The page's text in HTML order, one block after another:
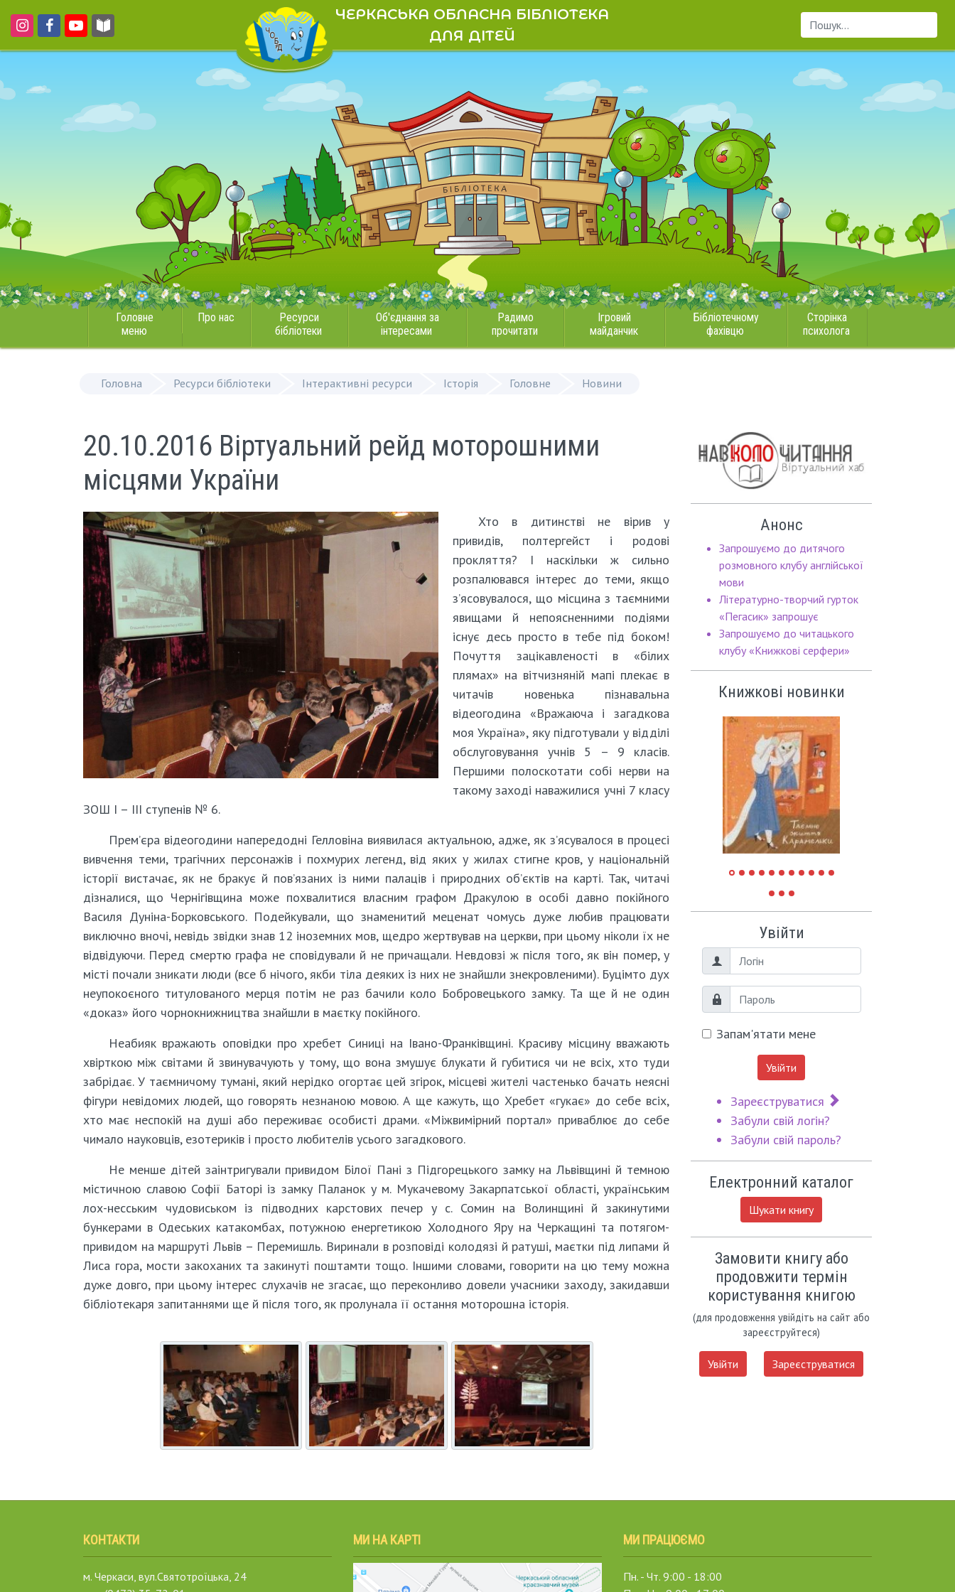
ЧЕРКАСЬКА ОБЛАСНА БІБЛІОТЕКА
ДЛЯ ДІТЕЙ
Пошук...
Головне
меню
Про нас
Ресурси
бібліотеки
Об'єднання за
інтересами
Радимо
прочитати
Ігровий
майданчик
Бібліотечному
фахівцю
Сторінка
психолога
Головна Ресурси бібліотеки Інтерактивні ресурси Історія Головне Новини
20.10.2016 Віртуальний рейд моторошними
місцями України
Хто в дитинстві не вірив у
привидів, полтергейст і родові
прокляття? І наскільки ж сильно
розпалювався інтерес до теми, якщо
з’ясовувалося, що місцина з таємними
явищами й непоясненними подіями
існує десь просто в тебе під боком!
Почуття зацікавленості в «білих
плямах» на вітчизняній мапі плекає в
читачів новенька пізнавальна
відеогодина «Вражаюча і загадкова
моя Україна», яку підготували у відділі
обслуговування учнів 5 – 9 класів.
Першими полоскотати собі нерви на
такому заході наважилися учні 7 класу
ЗОШ І – ІІІ ступенів № 6.
Прем’єра відеогодини напередодні Гелловіна виявилася актуальною, адже, як з’ясувалося в процесі
вивчення теми, трагічних персонажів і похмурих легенд, від яких у жилах стигне кров, у національній
історії вистачає, як не бракує й пов’язаних із ними палаців і природних об’єктів на карті. Так, читачі
дізналися, що Чернігівщина може похвалитися власним графом Дракулою в особі давно покійного
Василя Дуніна-Борковського. Подейкували, що знаменитий меценат чомусь дуже любив працювати
виключно вночі, невідь звідки знав 12 іноземних мов, щедро жертвував на церкви, при цьому ніколи їх не
відвідуючи. Перед смертю графа не сповідували й не причащали. Невдовзі ж після того, як він помер, у
місті почали зникати люди (все б нічого, якби тіла деяких із них не знайшли знекровленими). Буцімто дух
неупокоєного титулованого мерця потім не раз бачили коло Бобровецького замку. Та ще й не один
«доказ» його чорнокнижництва знайшли в маєтку покійного.
Неабияк вражають оповідки про хребет Синиці на Івано-Франківщині. Красиву місцину вважають
хвірткою між світами й звинувачують у тому, що вона змушує блукати й губитися чи не всіх, хто туди
забрідає. У таємничому тумані, який нерідко огортає цей згірок, місцеві жителі частенько бачать неясні
фігури невідомих людей, що говорять незнаною мовою. А ще кажуть, що Хребет «гукає» до себе всіх,
хто має неспокій на душі або переживає особисті драми. «Міжвимірний портал» приваблює до себе
чимало науковців, езотериків і просто любителів усього загадкового.
Не менше дітей заінтригували привидом Білої Пані з Підгорецького замку на Львівщині й темною
містичною славою Софії Баторі із замку Паланок у м. Мукачевому Закарпатської області, українським
лох-несським чудовиськом із підводних карстових печер у с. Сомин на Волинщині й закинутими
бункерами в Одеських катакомбах, потужною енергетикою Холодного Яру на Черкащині та потягом-
привидом на маршруті Львів – Перемишль. Виринали в розповіді колодязі й ратуші, маєтки під липами й
Лиса гора, мости закоханих та закинуті поштамти тощо. Іншими словами, говорити на цю тему можна
дуже довго, при цьому інтерес слухачів не згасає, що переконливо довели учасники заходу, закидавши
бібліотекаря запитаннями ще й після того, як пролунала її остання моторошна історія.
Анонс
Запрошуємо до дитячого
розмовного клубу англійської
мови
Літературно-творчий гурток
«Пегасик» запрошує
Запрошуємо до читацького
клубу «Книжкові серфери»
Книжкові новинки
Увійти
Логін
Пароль
Запам'ятати мене
Увійти
Зареєструватися
Забули свій логін?
Забули свій пароль?
Електронний каталог
Шукати книгу
Замовити книгу або
продовжити термін
користування книгою
(для продовження увійдіть на сайт або
зареєструйтеся)
Увійти Зареєструватися
КОНТАКТИ
м. Черкаси, вул.Святотроїцька, 24
МИ НА КАРТІ МИ ПРАЦЮЄМО
Пн. - Чт. 9:00 - 18:00